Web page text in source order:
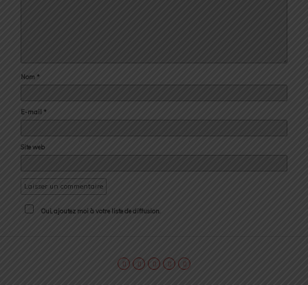
Nom *
E-mail *
Site web
Oui, ajoutez moi à votre liste de diffusion.